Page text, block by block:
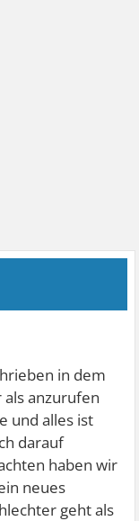
in dem
anzurufen
und alles ist
darauf
haben wir
neues
geht als